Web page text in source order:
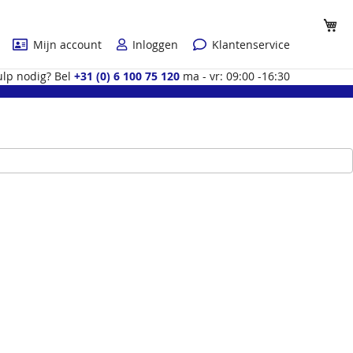
Mijn account
Inloggen Klantenservice
nodig? Bel +31 (0) 6 100 75 120 ma - vr: 09:00 -16:30